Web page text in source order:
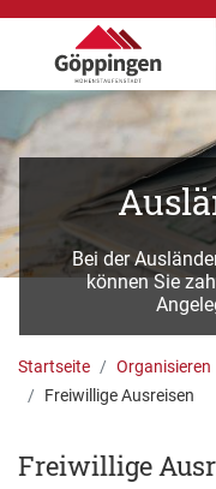
Bei der
können Sie
Startseite Organisieren
Freiwillige Ausreisen
Freiwillige